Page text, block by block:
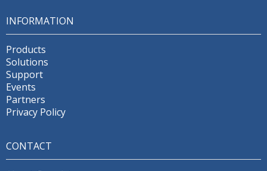
INFORMATION
Products
Solutions
Support
Events
Partners
Privacy Policy
CONTACT